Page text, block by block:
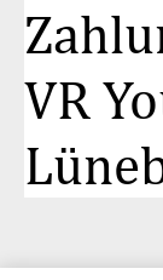
VR